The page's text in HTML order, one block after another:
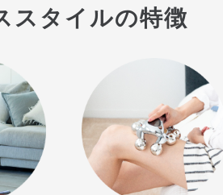
スタイルの特徴